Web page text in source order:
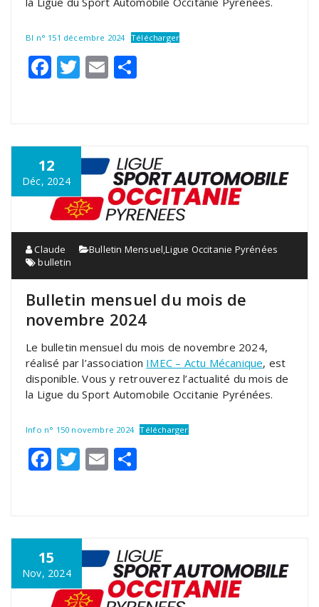
BI n° 151 décembre 2024 Télécharger
Facebook
Twitter
Email
12
Déc, 2024
Claude Bulletin Mensuel,Ligue Occitanie Pyrénées
bulletin
Bulletin mensuel du mois de
novembre 2024
Le bulletin mensuel du mois de novembre 2024,
réalisé par l’association IMEC – Actu Mécanique, est
disponible. Vous y retrouverez l’actualité du mois de
la Ligue du Sport Automobile Occitanie Pyrénées.
Info n° 150 novembre 2024 Télécharger
Facebook
Twitter
Email
15
Nov, 2024